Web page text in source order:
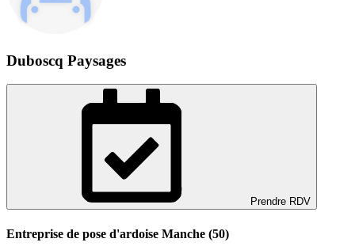
Duboscq Paysages
Prendre RDV
Entreprise de pose d'ardoise Manche (50)